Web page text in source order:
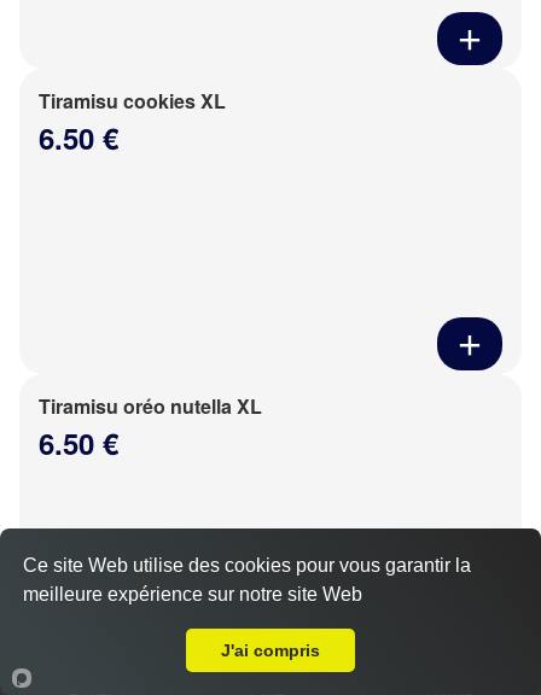
Tiramisu cookies XL
6.50 €
Tiramisu oréo nutella XL
6.50 €
Ce site Web utilise des cookies pour vous garantir la
meilleure expérience sur notre site Web
J'ai compris